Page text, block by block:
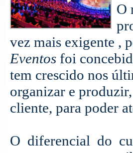
O
vez mais exigente ,
Eventosfoi
tem crescido nos
organizar e
cliente, para poder
O diferencial do